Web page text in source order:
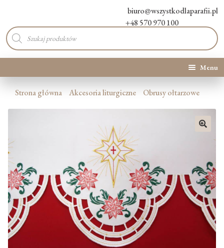
biuro@wszystkodlaparafii.pl
+48 570 970 100
Wyszukiwarka
produktów
Menu
Kategorie produktów
O Nas
Kontakt
Blog
Strona główna Akcesoria liturgiczne Obrusy ołtarzowe